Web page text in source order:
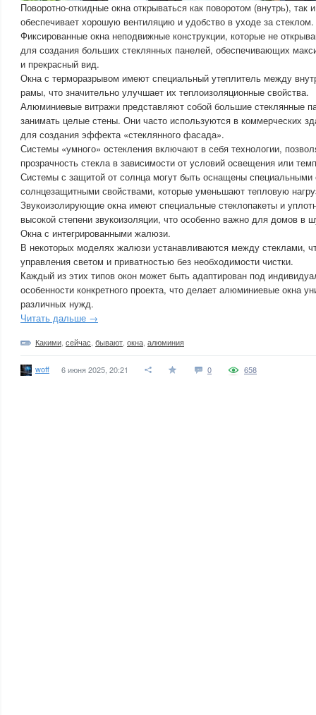
Поворотно-откидные окна открываться как поворотом (внутрь),
обеспечивает хорошую вентиляцию и удобство в уходе за стеклом.
Фиксированные окна неподвижные конструкции, которые не
для создания больших стеклянных панелей, обеспечивающих
и прекрасный вид.
Окна с терморазрывом имеют специальный утеплитель между
рамы, что значительно улучшает их теплоизоляционные свойства.
Алюминиевые витражи представляют собой большие стеклянные
занимать целые стены. Они часто используются в коммерческих
для создания эффекта «стеклянного фасада».
Системы «умного» остекления включают в себя технологии,
прозрачность стекла в зависимости от условий освещения или
Системы с защитой от солнца могут быть оснащены специальными
солнцезащитными свойствами, которые уменьшают тепловую
Звукоизолирующие окна имеют специальные стеклопакеты и
высокой степени звукоизоляции, что особенно важно для домов в
Окна с интегрированными жалюзи.
В некоторых моделях жалюзи устанавливаются между стеклами,
управления светом и приватностью без необходимости чистки.
Каждый из этих типов окон может быть адаптирован под
особенности конкретного проекта, что делает алюминиевые окна
различных нужд.
Читать дальше →
Какими сейчас бывают окна алюминия
woff 6 июня 2025, 20:21 0 658